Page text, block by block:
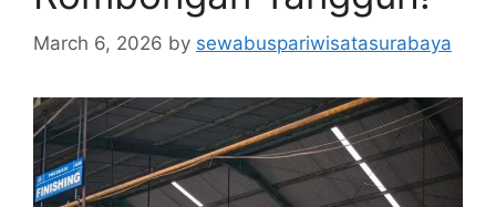
March 6, 2026 by sewabuspariwisatasurabaya